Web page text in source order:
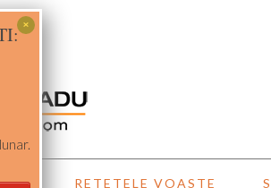
RETETELE VOASTE